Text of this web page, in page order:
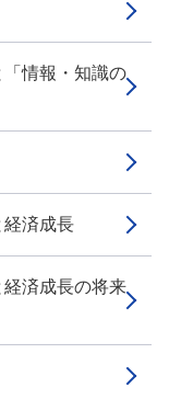
情報・知識の
経済成長
済成長の将来